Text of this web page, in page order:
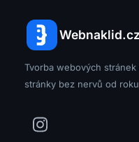
Webnaklid.cz
Tvorba webových
stránky bez nervů od